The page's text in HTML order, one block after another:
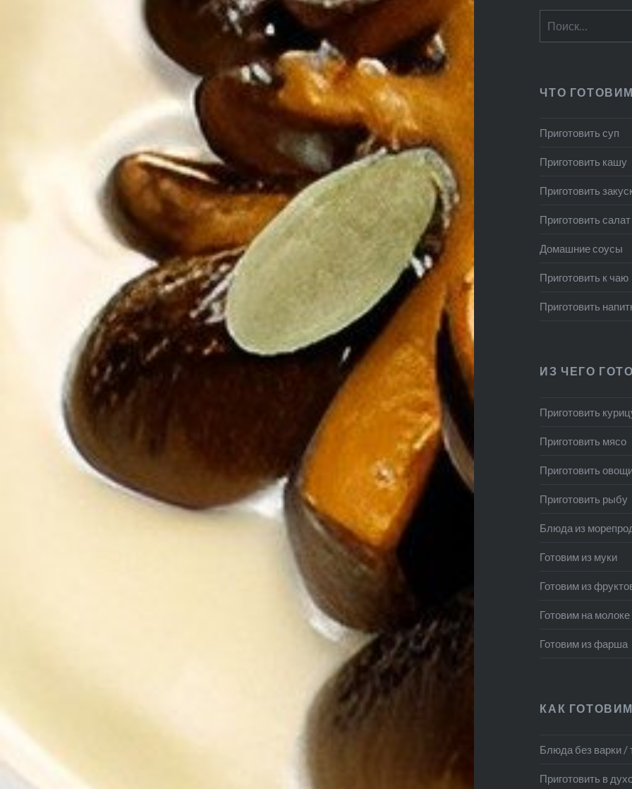
ЧТО
Приготовить суп
Приготовить кашу
Приготовить
Приготовить салат
Домашние соусы
Приготовить к чаю
Приготовить
ИЗ ЧЕГО
Приготовить
Приготовить мясо
Приготовить
Приготовить рыбу
Блюда из
Готовим из муки
Готовим из
Готовим на молоке
Готовим из фарша
КАК
Блюда без варки /
Приготовить в